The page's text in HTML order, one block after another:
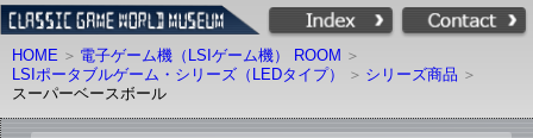
HOME
電子ゲーム機（LSIゲーム機） ROOM
LSIポータブルゲーム・シリーズ（LEDタイプ）
シリーズ商品
スーパーベースボール